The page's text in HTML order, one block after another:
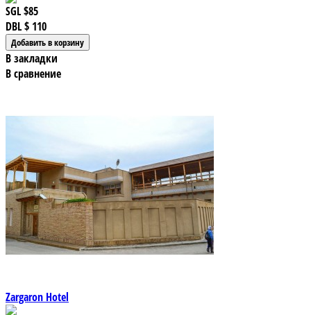
SGL$85
DBL$ 110
В закладки
В сравнение
Zargaron Hotel